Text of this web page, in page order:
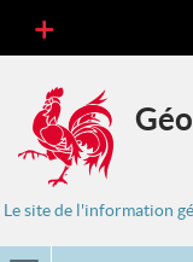
Le site de l'information